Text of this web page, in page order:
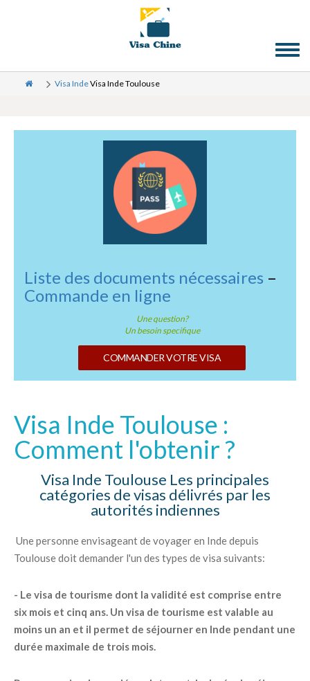
Visa IndeVisa Inde Toulouse
Liste des documents nécessaires –
Commande en ligne
Une question?
Un besoin specifique
COMMANDER VOTRE VISA
Visa Inde Toulouse :
Comment l'obtenir ?
Visa Inde Toulouse Les principales
catégories de visas délivrés par les
autorités indiennes
Une personne envisageant de voyager en Inde depuis
Toulouse doit demander l'un des types de visa suivants:
- Le visa de tourisme dont la validité est comprise entre
six mois et cinq ans. Un visa de tourisme est valable au
moins un an et il permet de séjourner en Inde pendant une
durée maximale de trois mois.